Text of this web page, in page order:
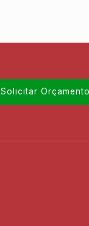
Solicitar Orçamento